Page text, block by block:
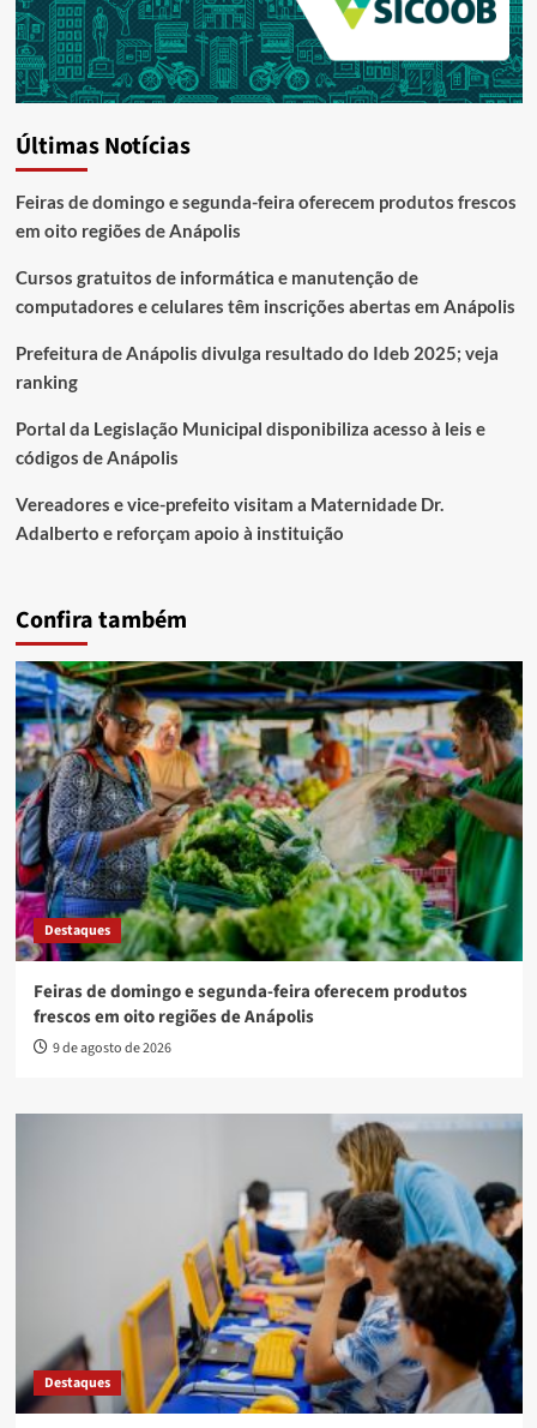
Últimas Notícias
Feiras de domingo e segunda-feira oferecem produtos frescos
em oito regiões de Anápolis
Cursos gratuitos de informática e manutenção de
computadores e celulares têm inscrições abertas em Anápolis
Prefeitura de Anápolis divulga resultado do Ideb 2025; veja
ranking
Portal da Legislação Municipal disponibiliza acesso à leis e
códigos de Anápolis
Vereadores e vice-prefeito visitam a Maternidade Dr.
Adalberto e reforçam apoio à instituição
Confira também
Destaques
Feiras de domingo e segunda-feira oferecem produtos
frescos em oito regiões de Anápolis
9 de agosto de 2026
Destaques